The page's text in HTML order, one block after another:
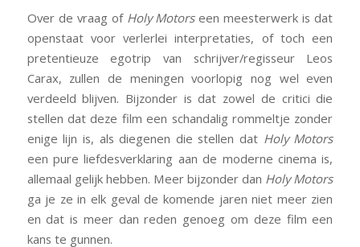
Over de vraag of Holy Motorseen meesterwerk is dat
openstaat voor verlerlei interpretaties, of toch een
pretentieuze egotrip van schrijver/regisseur Leos
Carax, zullen de meningen voorlopig nog wel even
verdeeld blijven. Bijzonder is dat zowel de critici die
stellen dat deze film een schandalig rommeltje zonder
enige lijn is, als diegenen die stellen dat Holy Motors
een pure liefdesverklaring aan de moderne cinema is,
allemaal gelijk hebben. Meer bijzonder dan Holy Motors
ga je ze in elk geval de komende jaren niet meer zien
en dat is meer dan reden genoeg om deze film een
kans te gunnen.